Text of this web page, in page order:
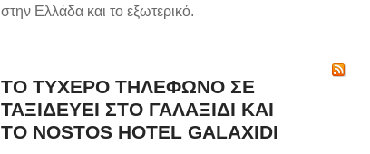
στην Ελλάδα και το εξωτερικό.
ΤΟ ΤΥΧΕΡΟ ΤΗΛΕΦΩΝΟ ΣΕ
ΤΑΞΙΔΕΥΕΙ ΣΤΟ ΓΑΛΑΞΙΔΙ ΚΑΙ
ΤΟ NOSTOS HOTEL GALAXIDI